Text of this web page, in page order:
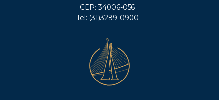
CEP: 34006-056
Tel: (31)3289-0900